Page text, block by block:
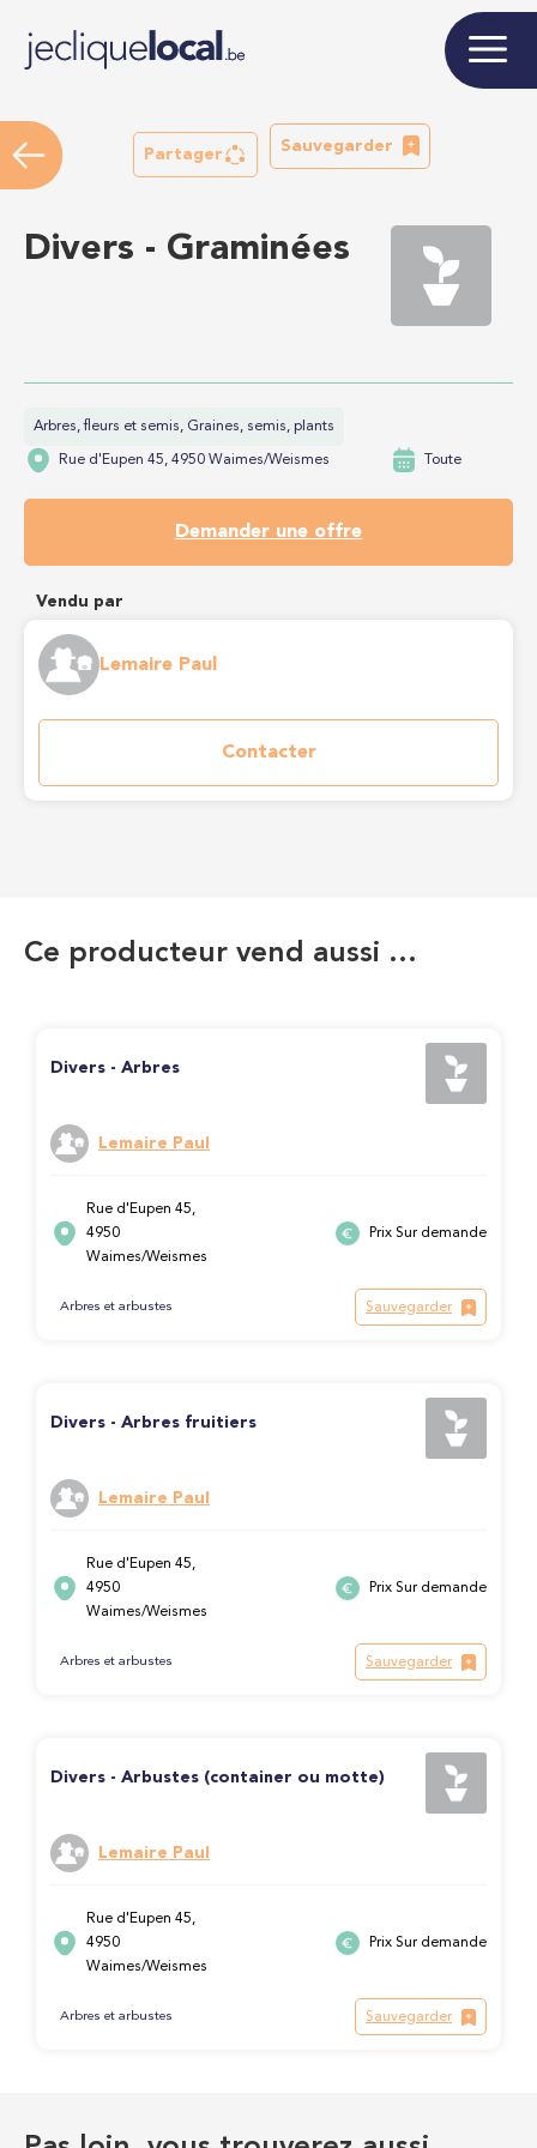
Partager
Sauvegarder
Divers - Graminées
Arbres, fleurs et semis, Graines, semis, plants
Rue d'Eupen 45, 4950 Waimes/Weismes Toute
Demander une offre
Vendu par
Lemaire Paul
Contacter
Ce producteur vend aussi …
Divers - Arbres
Lemaire Paul
Rue d'Eupen 45,
4950
Waimes/Weismes
Prix Sur demande
Arbres et arbustes Sauvegarder
Divers - Arbres fruitiers
Lemaire Paul
Rue d'Eupen 45,
4950
Waimes/Weismes
Prix Sur demande
Arbres et arbustes Sauvegarder
Divers - Arbustes (container ou motte)
Lemaire Paul
Rue d'Eupen 45,
4950
Waimes/Weismes
Prix Sur demande
Arbres et arbustes Sauvegarder